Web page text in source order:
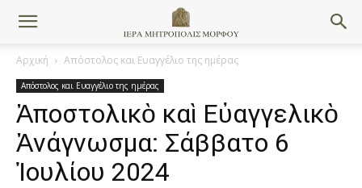
Αρχική Απόστολος και Ευαγγέλιο της ημέρας
Απόστολος και Ευαγγέλιο της ημέρας
Ἀποστολικὸ καὶ Εὐαγγελικὸ
Ἀνάγνωσμα: Σάββατο 6
Ἰουλίου 2024